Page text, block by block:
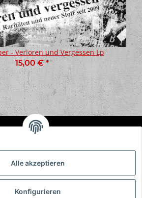
- Verloren und Vergessen Lp
15,00 € *
Alle akzeptieren
Konfigurieren